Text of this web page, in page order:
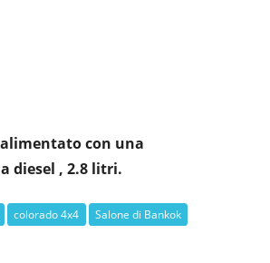
con una
diesel , 2.8 litri.
colorado 4x4 Salone di Bankok